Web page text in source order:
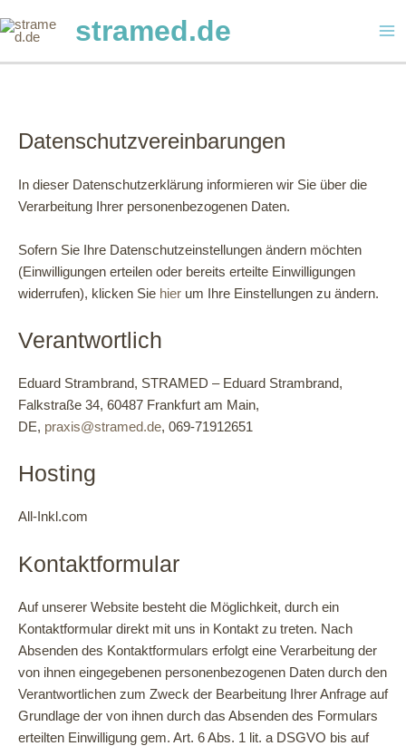
Inhalt
stramed.de
Datenschutzvereinbarungen
In dieser Datenschutzerklärung informieren wir Sie über die
Verarbeitung Ihrer personenbezogenen Daten.
Sofern Sie Ihre Datenschutzeinstellungen ändern möchten
(Einwilligungen erteilen oder bereits erteilte Einwilligungen
widerrufen), klicken Sie hier um Ihre Einstellungen zu ändern.
Verantwortlich
Eduard Strambrand, STRAMED – Eduard Strambrand,
Falkstraße 34, 60487 Frankfurt am Main,
DE, praxis@stramed.de, 069-71912651
Hosting
All-Inkl.com
Kontaktformular
Auf unserer Website besteht die Möglichkeit, durch ein
Kontaktformular direkt mit uns in Kontakt zu treten. Nach
Absenden des Kontaktformulars erfolgt eine Verarbeitung der
von ihnen eingegebenen personenbezogenen Daten durch den
Verantwortlichen zum Zweck der Bearbeitung Ihrer Anfrage auf
Grundlage der von ihnen durch das Absenden des Formulars
erteilten Einwilligung gem. Art. 6 Abs. 1 lit. a DSGVO bis auf